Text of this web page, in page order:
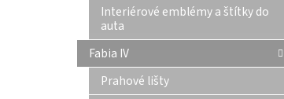
Interiérové emblémy a štítky do
auta
Fabia IV
Prahové lišty